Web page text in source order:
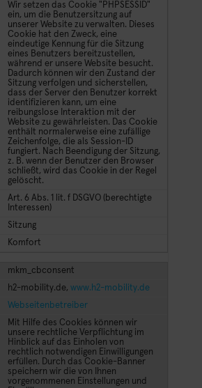
Wir setzen das Cookie "PHPSESSID"
ein, um die Benutzersitzung auf
unserer Website zu verwalten. Dieses
Cookie hat den Zweck, eine
eindeutige Kennung für die Sitzung
eines Benutzers bereitzustellen,
während er unsere Website besucht.
Dadurch können wir den Zustand der
Sitzung verfolgen und sicherstellen,
dass der Server den Benutzer korrekt
identifizieren kann, um eine
reibungslose Interaktion mit der
Website zu gewährleisten. Das Cookie
enthält normalerweise eine zufällige
Zeichenfolge, die als Session-ID
fungiert. Nach Beendigung der Sitzung,
z. B. wenn der Benutzer den Browser
schließt, wird das Cookie in der Regel
gelöscht.
Art. 6 Abs. 1 lit. f DSGVO (berechtigte
Interessen)
Sitzung
Komfort
mkm_cbconsent
h2-mobility.de, www.h2-mobility.de
Webseitenbetreiber
Mit Hilfe des Cookies können wir
unsere rechtliche Verpflichtung im
Hinblick auf das Einholen von
rechtlich notwendigen Einwilligungen
erfüllen. Durch das Cookie-Banner
speichern wir die von Ihnen
vorgenommenen Einstellungen und